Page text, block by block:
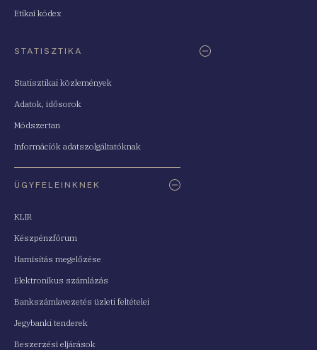
Etikai kódex
STATISZTIKA
Statisztikai közlemények
Adatok, idősorok
Módszertan
Információk adatszolgáltatóknak
ÜGYFELEINKNEK
KLIR
Készpénzfórum
Hamisítás megelőzése
Elektronikus számlázás
Bankszámlavezetés üzleti feltételei
Jegybanki tenderek
Beszerzési eljárások